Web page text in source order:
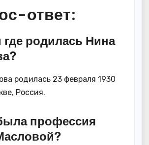
ответ:
где родилась Нина
родилась 23 февраля 1930
Россия.
профессия